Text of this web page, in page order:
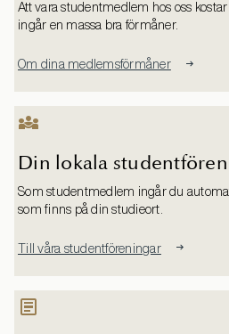
Att vara studentmedlem hos oss
ingår en massa bra förmåner.
Om dina medlemsförmåner
Din lokala
Som studentmedlem ingår du
som finns på din studieort.
Till våra studentföreningar